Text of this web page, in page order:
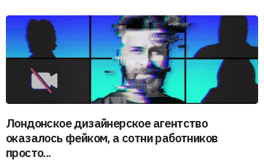
Лондонское дизайнерское агентство
оказалось фейком, а сотни работников
просто...